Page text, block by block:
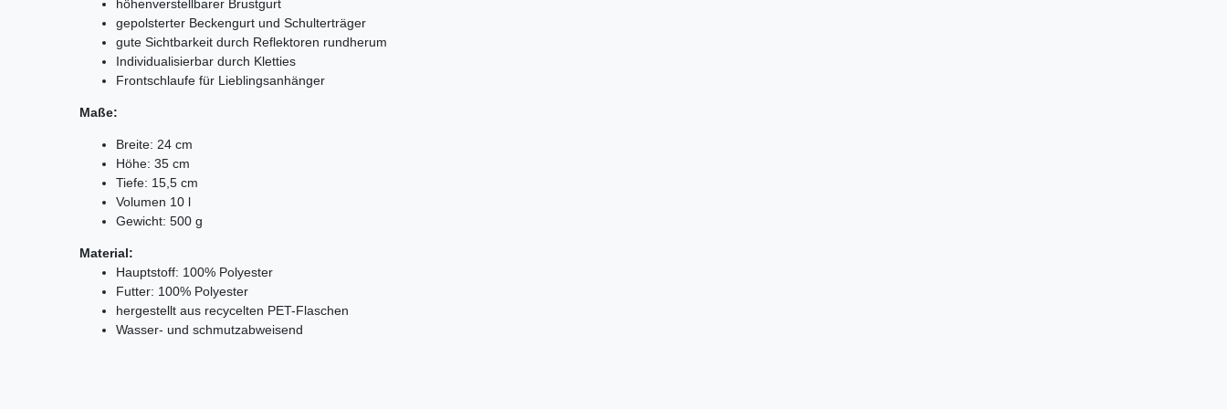
höhenverstellbarer Brustgurt
gepolsterter Beckengurt und Schulterträger
gute Sichtbarkeit durch Reflektoren rundherum
Individualisierbar durch Kletties
Frontschlaufe für Lieblingsanhänger
Maße:
Breite: 24 cm
Höhe: 35 cm
Tiefe: 15,5 cm
Volumen 10 l
Gewicht: 500 g
Material:
Hauptstoff: 100% Polyester
Futter: 100% Polyester
hergestellt aus recycelten PET-Flaschen
Wasser- und schmutzabweisend